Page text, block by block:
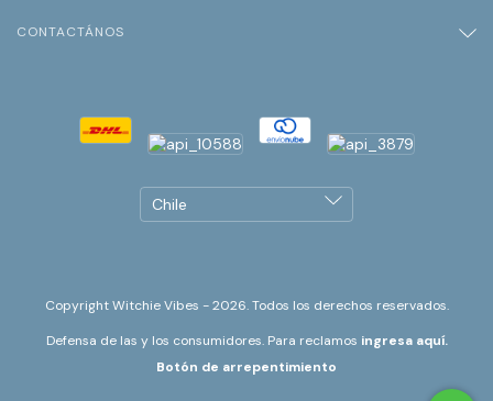
CONTACTÁNOS
Copyright Witchie Vibes - 2026. Todos los derechos reservados.
Defensa de las y los consumidores. Para reclamos ingresa aquí.
Botón de arrepentimiento